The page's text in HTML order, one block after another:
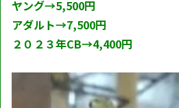
ヤング→5,500円
アダルト→7,500円
２０２３年CB→4,400円